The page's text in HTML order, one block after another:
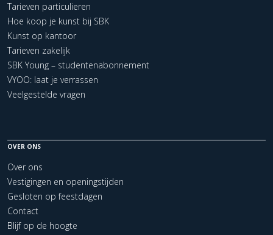
Tarieven particulieren
Hoe koop je kunst bij SBK
Kunst op kantoor
Tarieven zakelijk
SBK Young – studentenabonnement
VYOO: laat je verrassen
Veelgestelde vragen
OVER ONS
Over ons
Vestigingen en openingstijden
Gesloten op feestdagen
Contact
Blijf op de hoogte